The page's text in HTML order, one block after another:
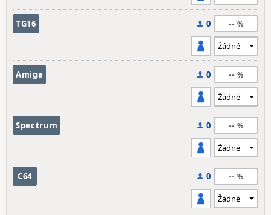
TG16 0 --
Amiga 0 --
Spectrum 0 --
C64 0 --